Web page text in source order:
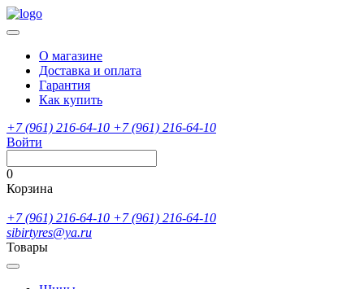
О магазине
Доставка и оплата
Гарантия
Как купить
+7 (961) 216-64-10 +7 (961) 216-64-10
Войти
0
Корзина
+7 (961) 216-64-10 +7 (961) 216-64-10
sibirtyres@ya.ru
Товары